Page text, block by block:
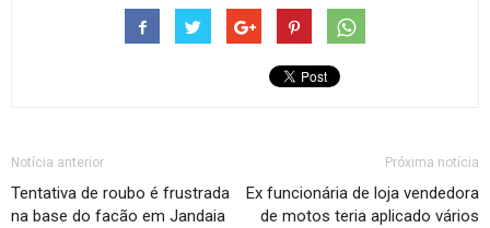
Notícia anterior
Tentativa de roubo é frustrada
na base do facão em Jandaia
Próxima notícia
Ex funcionária de loja vendedora
de motos teria aplicado vários